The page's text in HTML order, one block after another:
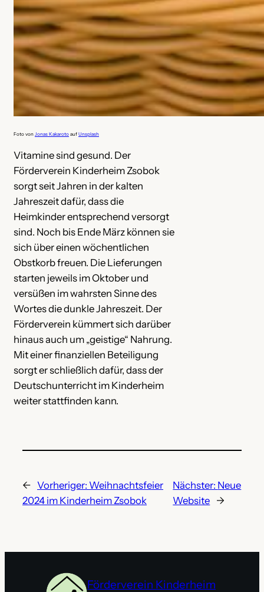
Foto von Jonas Kakaroto auf Unsplash
Vitamine sind gesund. Der
Förderverein Kinderheim Zsobok
sorgt seit Jahren in der kalten
Jahreszeit dafür, dass die
Heimkinder entsprechend versorgt
sind. Noch bis Ende März können sie
sich über einen wöchentlichen
Obstkorb freuen. Die Lieferungen
starten jeweils im Oktober und
versüßen im wahrsten Sinne des
Wortes die dunkle Jahreszeit. Der
Förderverein kümmert sich darüber
hinaus auch um „geistige“ Nahrung.
Mit einer finanziellen Beteiligung
sorgt er schließlich dafür, dass der
Deutschunterricht im Kinderheim
weiter stattfinden kann.
← Vorheriger: Weihnachtsfeier
2024 im Kinderheim Zsobok
Nächster: Neue
Website →
Förderverein Kinderheim